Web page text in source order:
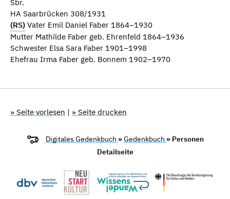
Sbr.
HA Saarbrücken 308/1931
(RS) Vater Emil Daniel Faber 1864–1930
Mutter Mathilde Faber geb. Ehrenfeld 1864–1936
Schwester Elsa Sara Faber 1901–1998
Ehefrau Irma Faber geb. Bonnem 1902–1970
» Seite vorlesen | » Seite drucken
Digitales Gedenkbuch »Gedenkbuch » Personen
Detailseite